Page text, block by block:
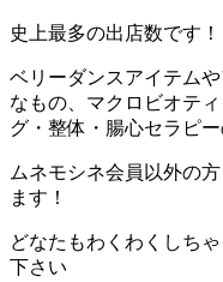
史上最多の出店数です！
ベリーダンスアイテム
なもの、マクロビオテ
グ・整体・腸心セラピ
ムネモシネ会員以外の
ます！
どなたもわくわくしち
下さい